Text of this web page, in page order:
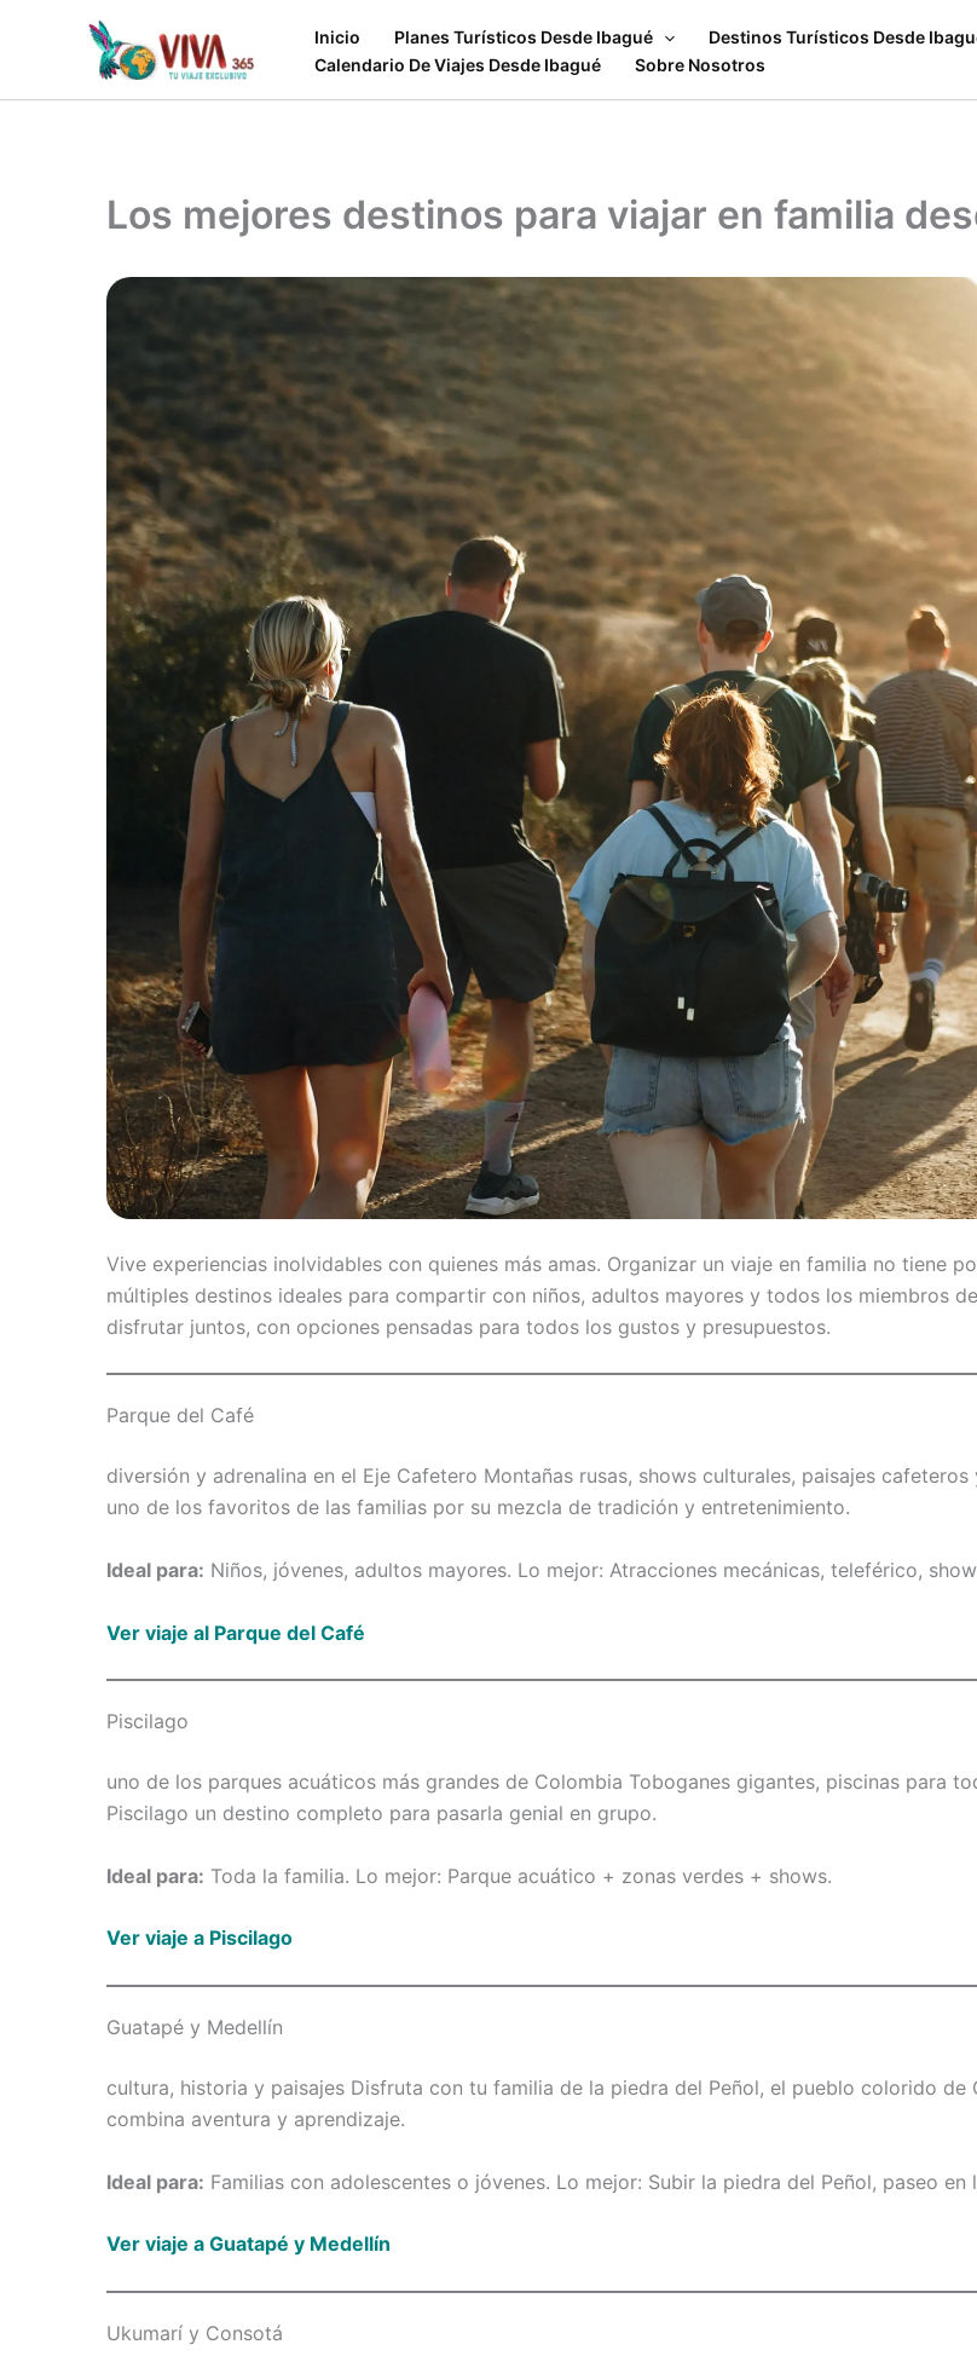
Inicio Planes Turísticos Desde Ibagué Destinos Turísticos Desde
Calendario De Viajes Desde Ibagué
Sobre Nosotros
Los mejores destinos para viajar en familia
Vive experiencias inolvidables con quienes más amas. Organizar un viaje en familia no tiene
múltiples destinos ideales para compartir con niños, adultos mayores y todos los miembros
disfrutar juntos, con opciones pensadas para todos los gustos y presupuestos.
Parque del Café
diversión y adrenalina en el Eje Cafetero Montañas rusas, shows culturales, paisajes
uno de los favoritos de las familias por su mezcla de tradición y entretenimiento.
Ideal para: Niños, jóvenes, adultos mayores. Lo mejor: Atracciones mecánicas, teleférico,
Ver viaje al Parque del Café
Piscilago
uno de los parques acuáticos más grandes de Colombia Toboganes gigantes, piscinas para
Piscilago un destino completo para pasarla genial en grupo.
Ideal para: Toda la familia. Lo mejor: Parque acuático + zonas verdes + shows.
Ver viaje a Piscilago
Guatapé y Medellín
cultura, historia y paisajes Disfruta con tu familia de la piedra del Peñol, el pueblo colorido
combina aventura y aprendizaje.
Ideal para: Familias con adolescentes o jóvenes. Lo mejor: Subir la piedra del Peñol, paseo en
Ver viaje a Guatapé y Medellín
Ukumarí y Consotá